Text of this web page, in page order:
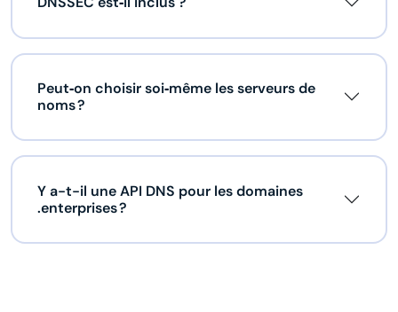
Peut‑on choisir soi‑même les serveurs de
noms ?
Y a-t-il une API DNS pour les domaines
.enterprises ?